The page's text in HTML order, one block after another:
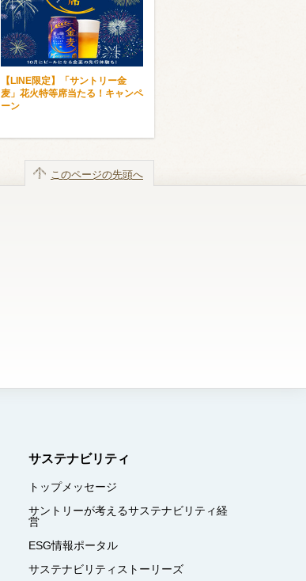
【LINE限定】「サントリー金
麦」花火特等席当たる！キャンペ
ーン
このページの先頭へ
サステナビリティ
トップメッセージ
サントリーが考えるサステナビリティ経
営
ESG情報ポータル
サステナビリティストーリーズ